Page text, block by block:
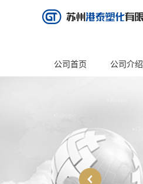
公司首页 公司介绍